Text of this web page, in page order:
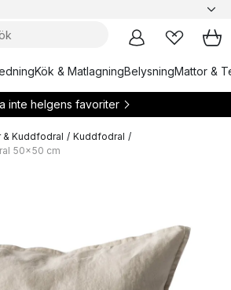
Kök & MatlagningBelysningMattor &
inte helgens favoriter
& Kuddfodral / Kuddfodral /
50x50 cm